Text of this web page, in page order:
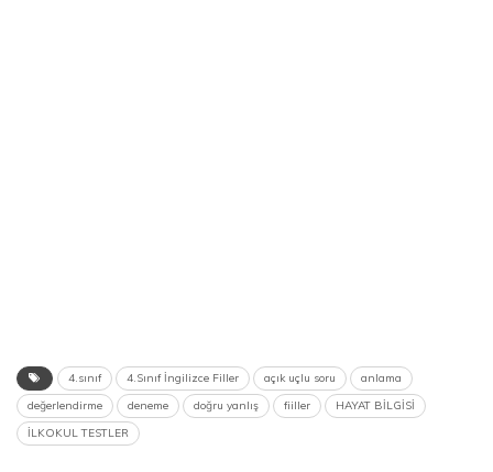
4.sınıf 4.Sınıf İngilizce Filler açık uçlu soru
anlama
değerlendirme
deneme doğru yanlış fiiller
HAYAT BİLGİSİ
İLKOKUL TESTLER